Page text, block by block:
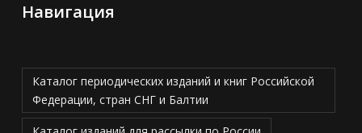
Навигация
Каталог периодических изданий и книг Российской
Федерации, стран СНГ и Балтии